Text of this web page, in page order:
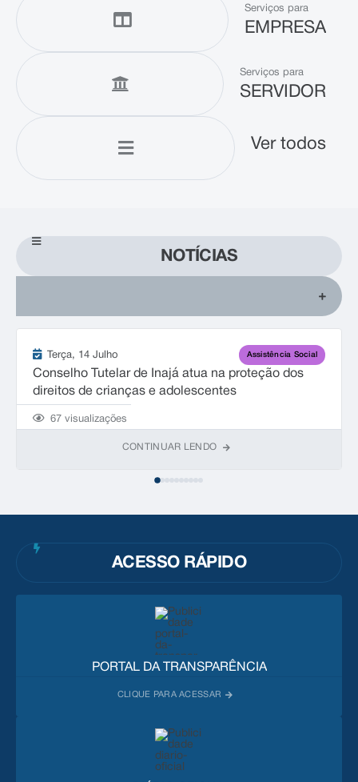
EMPRESA
Serviços para
SERVIDOR
Serviços para
Ver todos
NOTÍCIAS
Conselho Tutelar de Inajá atua na proteção dos
direitos de crianças e adolescentes
Terça 14 Julho Assistência Social
67 visualizações
CONTINUAR LENDO
ACESSO RÁPIDO
PORTAL DA TRANSPARÊNCIA